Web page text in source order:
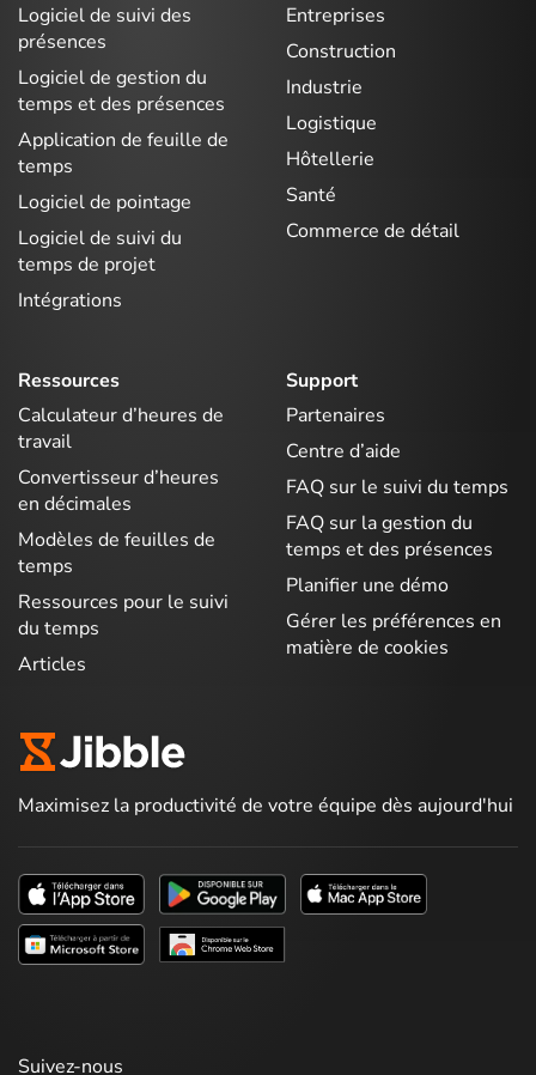
Logiciel de suivi des
présences
Logiciel de gestion du
temps et des présences
Application de feuille de
temps
Logiciel de pointage
Logiciel de suivi du
temps de projet
Intégrations
Entreprises
Construction
Industrie
Logistique
Hôtellerie
Santé
Commerce de détail
Ressources
Calculateur d’heures de
travail
Convertisseur d’heures
en décimales
Modèles de feuilles de
temps
Ressources pour le suivi
du temps
Articles
Support
Partenaires
Centre d’aide
FAQ sur le suivi du temps
FAQ sur la gestion du
temps et des présences
Planifier une démo
Gérer les préférences en
matière de cookies
Maximisez la productivité de votre équipe dès aujourd'hui
Suivez-nous